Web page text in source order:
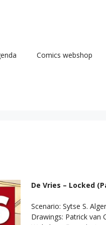
Comics webshop
De Vries – Locked
Scenario: Sytse S.
Drawings: Patrick van